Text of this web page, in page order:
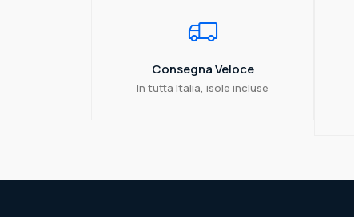
Consegna Veloce
In tutta Italia, isole incluse